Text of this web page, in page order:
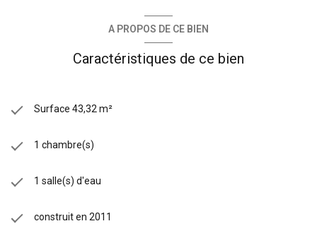
A PROPOS DE CE BIEN
Caractéristiques de ce bien
Surface 43,32 m²
1 chambre(s)
1 salle(s) d'eau
construit en 2011